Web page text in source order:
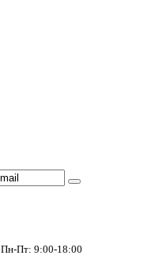
Пн-Пт: 9:00-18:00